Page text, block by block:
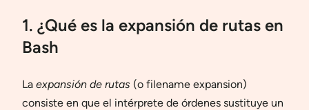
1. ¿Qué es la expansión de rutas en
Bash
La expansión de rutas (o filename expansion)
consiste en que el intérprete de órdenes sustituye un